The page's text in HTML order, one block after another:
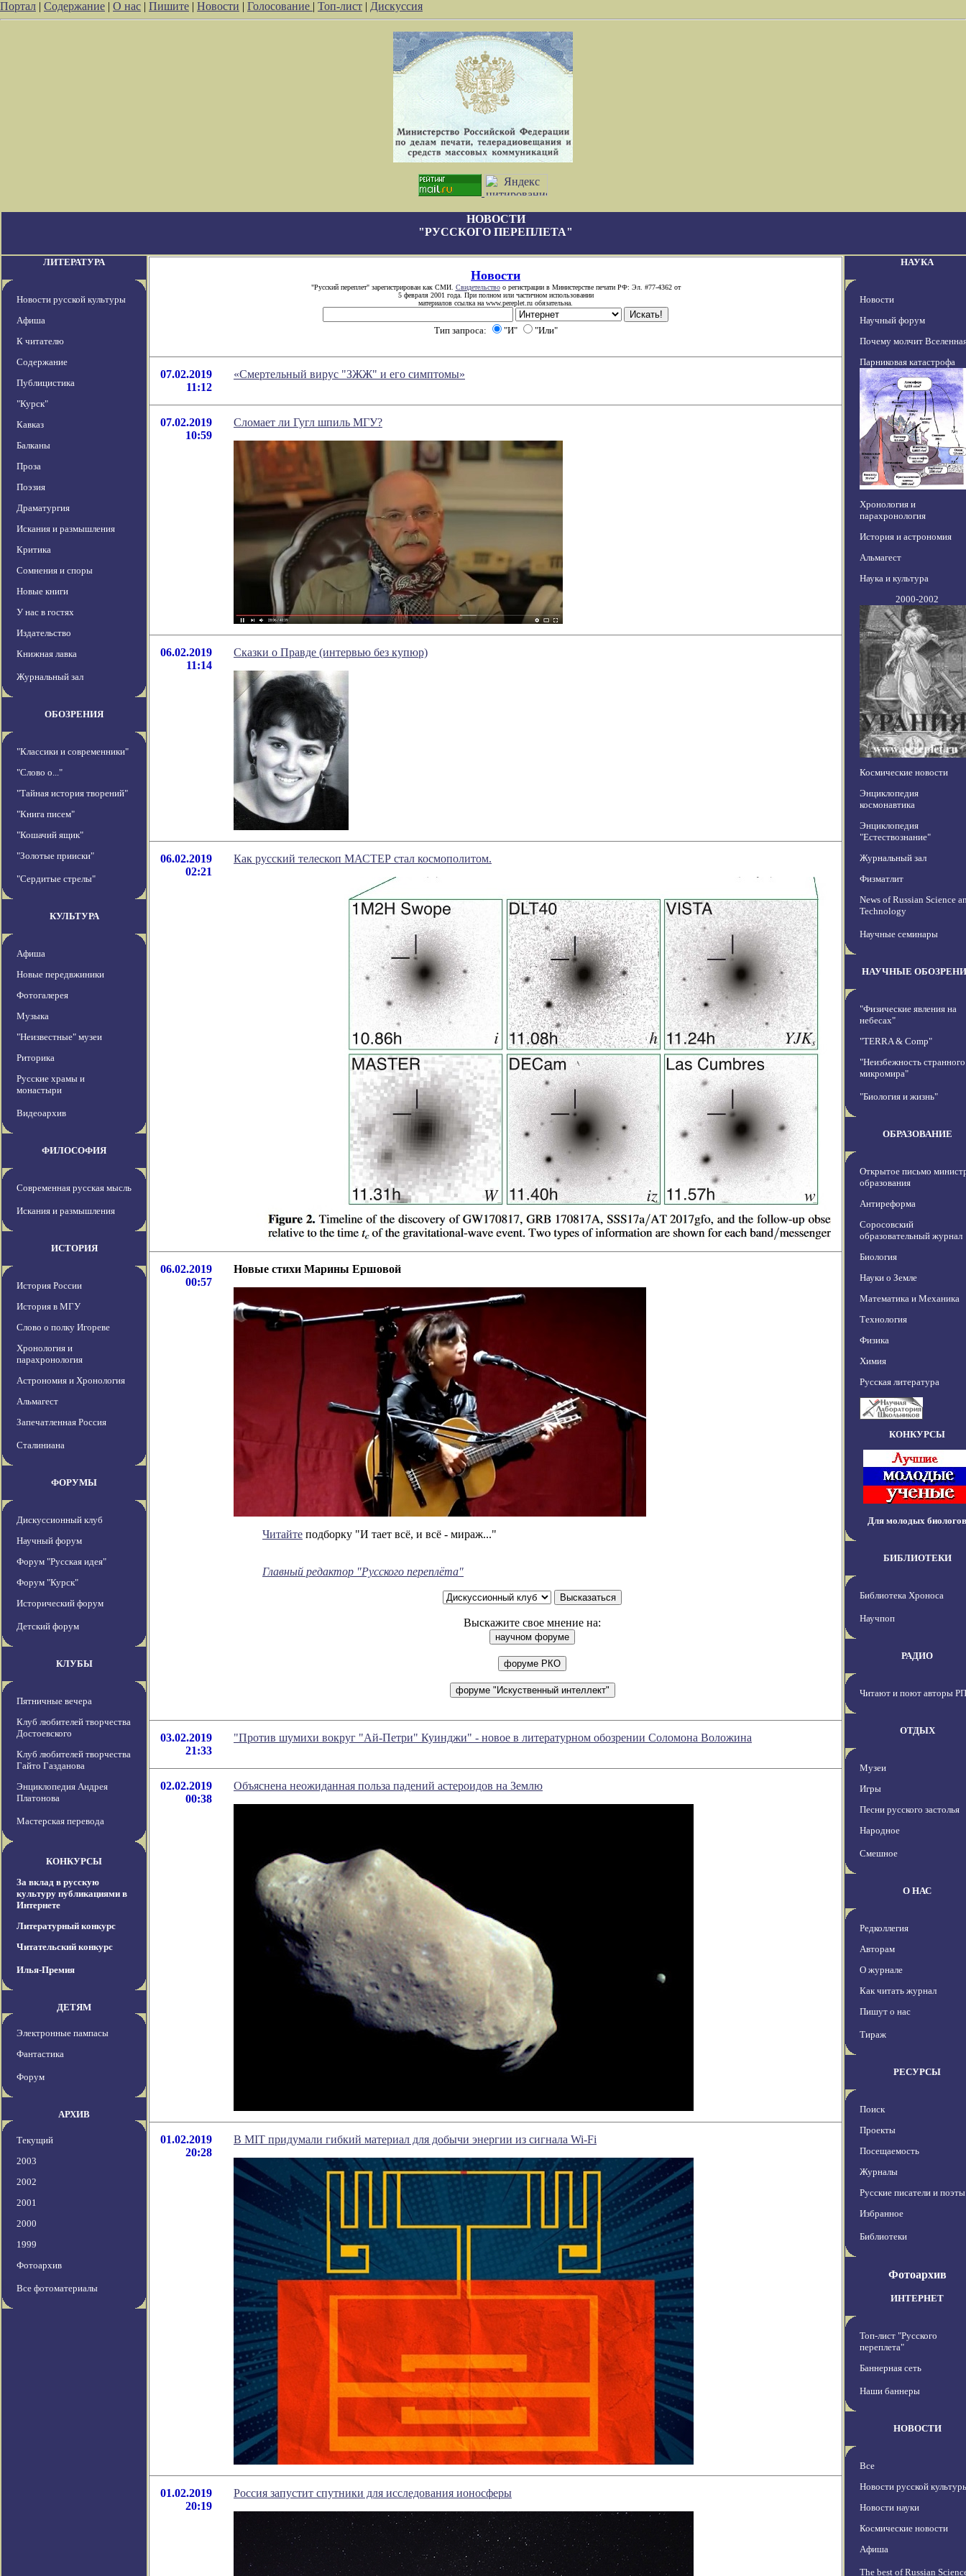
Портал | Содержание | О нас | Пишите | Новости | Голосование | Топ-лист | Дискуссия
НОВОСТИ
"РУССКОГО ПЕРЕПЛЕТА"
ЛИТЕРАТУРА
Новости русской культуры
Афиша
К читателю
Содержание
Публицистика
"Курск"
Кавказ
Балканы
Проза
Поэзия
Драматургия
Искания и размышления
Критика
Сомнения и споры
Новые книги
У нас в гостях
Издательство
Книжная лавка
Журнальный зал
ОБОЗРЕНИЯ
"Классики и современники"
"Слово о..."
"Тайная история творений"
"Книга писем"
"Кошачий ящик"
"Золотые прииски"
"Сердитые стрелы"
КУЛЬТУРА
Афиша
Новые передвжиники
Фотогалерея
Музыка
"Неизвестные" музеи
Риторика
Русские храмы и
монастыри
Видеоархив
ФИЛОСОФИЯ
Современная русская мысль
Искания и размышления
ИСТОРИЯ
История России
История в МГУ
Слово о полку Игореве
Хронология и
парахронология
Астрономия и Хронология
Альмагест
Запечатленная Россия
Сталиниана
ФОРУМЫ
Дискуссионный клуб
Научный форум
Форум "Русская идея"
Форум "Курск"
Исторический форум
Детский форум
КЛУБЫ
Пятничные вечера
Клуб любителей творчества
Достоевского
Клуб любителей творчества
Гайто Газданова
Энциклопедия Андрея
Платонова
Мастерская перевода
КОНКУРСЫ
За вклад в русскую
культуру публикациями в
Интернете
Литературный конкурс
Читательский конкурс
Илья-Премия
ДЕТЯМ
Электронные пампасы
Фантастика
Форум
АРХИВ
Текущий
2003
2002
2001
2000
1999
Фотоархив
Все фотоматериалы
Новости
"Русский переплет" зарегистрирован как СМИ. Свидетельствоо регистрации в Министерстве печати РФ: Эл. #77-4362 от
5 февраля 2001 года. При полном или частичном использовании
материалов ссылка на www.pereplet.ru обязательна.
Тип запроса: "И" "Или"
07.02.2019
11:12
«Смертельный вирус "ЗЖЖ" и его симптомы»
07.02.2019
10:59
Сломает ли Гугл шпиль МГУ?
06.02.2019
11:14
Сказки о Правде (интервью без купюр)
06.02.2019
02:21
Как русский телескоп МАСТЕР стал космополитом.
06.02.2019
00:57
Новые стихи Марины Ершовой
Читайте подборку "И тает всё, и всё - мираж..."
Главный редактор "Русского переплёта"
Выскажите свое мнение на:
03.02.2019
21:33
"Против шумихи вокруг "Ай-Петри" Куинджи" - новое в литературном обозрении Соломона Воложина
02.02.2019
00:38
Объяснена неожиданная польза падений астероидов на Землю
01.02.2019
20:28
В MIT придумали гибкий материал для добычи энергии из сигнала Wi-Fi
01.02.2019
20:19
Россия запустит спутники для исследования ионосферы
НАУКА
Новости
Научный форум
Почему молчит
Парниковая катастрофа
Хронология и
парахронология
История и астрономия
Альмагест
Наука и культура
2000-2002
Космические новости
Энциклопедия
космонавтика
Энциклопедия
"Естествознание"
Журнальный зал
Физматлит
News of Russian Science
Technology
Научные семинары
НАУЧНЫЕ
"Физические явления на
небесах"
"TERRA & Comp"
"Неизбежность странного
микромира"
"Биология и жизнь"
ОБРАЗОВАНИЕ
Открытое письмо
образования
Антиреформа
Соросовский
образовательный журнал
Биология
Науки о Земле
Математика и Механика
Технология
Физика
Химия
Русская литература
КОНКУРСЫ
Для молодых биологов
БИБЛИОТЕКИ
Библиотека Хроноса
Научпоп
РАДИО
Читают и поют авторы РП
ОТДЫХ
Музеи
Игры
Песни русского застолья
Народное
Смешное
О НАС
Редколлегия
Авторам
О журнале
Как читать журнал
Пишут о нас
Тираж
РЕСУРСЫ
Поиск
Проекты
Посещаемость
Журналы
Русские писатели и поэты
Избранное
Библиотеки
Фотоархив
ИНТЕРНЕТ
Топ-лист "Русского
переплета"
Баннерная сеть
Наши баннеры
НОВОСТИ
Все
Новости русской
Новости науки
Космические новости
Афиша
The best of Russian